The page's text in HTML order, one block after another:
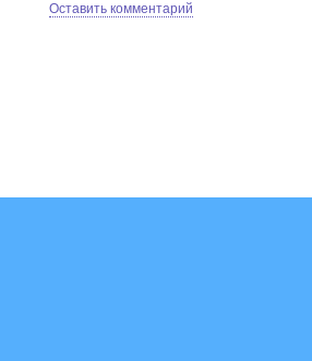
Оставить комментарий